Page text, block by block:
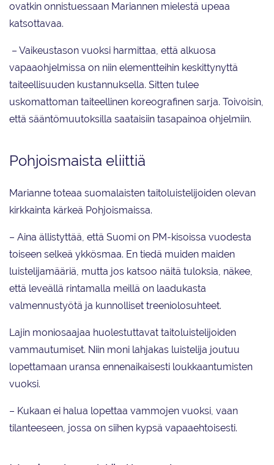
ovatkin onnistuessaan Mariannen mielestä upeaa
katsottavaa.
– Vaikeustason vuoksi harmittaa, että alkuosa
vapaaohjelmissa on niin elementteihin keskittynyttä
taiteellisuuden kustannuksella. Sitten tulee
uskomattoman taiteellinen koreografinen sarja. Toivoisin,
että sääntömuutoksilla saataisiin tasapainoa ohjelmiin.
Pohjoismaista eliittiä
Marianne toteaa suomalaisten taitoluistelijoiden olevan
kirkkainta kärkeä Pohjoismaissa.
– Aina ällistyttää, että Suomi on PM-kisoissa vuodesta
toiseen selkeä ykkösmaa. En tiedä muiden maiden
luistelijamääriä, mutta jos katsoo näitä tuloksia, näkee,
että leveällä rintamalla meillä on laadukasta
valmennustyötä ja kunnolliset treeniolosuhteet.
Lajin moniosaajaa huolestuttavat taitoluistelijoiden
vammautumiset. Niin moni lahjakas luistelija joutuu
lopettamaan uransa ennenaikaisesti loukkaantumisten
vuoksi.
– Kukaan ei halua lopettaa vammojen vuoksi, vaan
tilanteeseen, jossa on siihen kypsä vapaaehtoisesti.